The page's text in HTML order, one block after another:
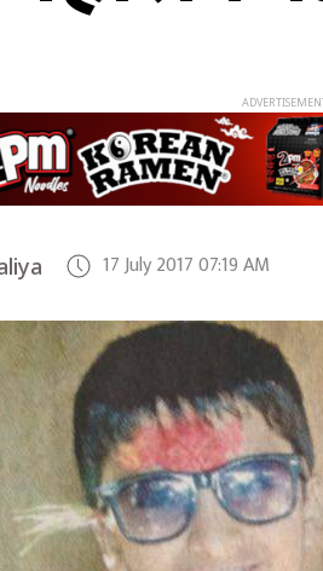
17 July 2017 07:19 AM